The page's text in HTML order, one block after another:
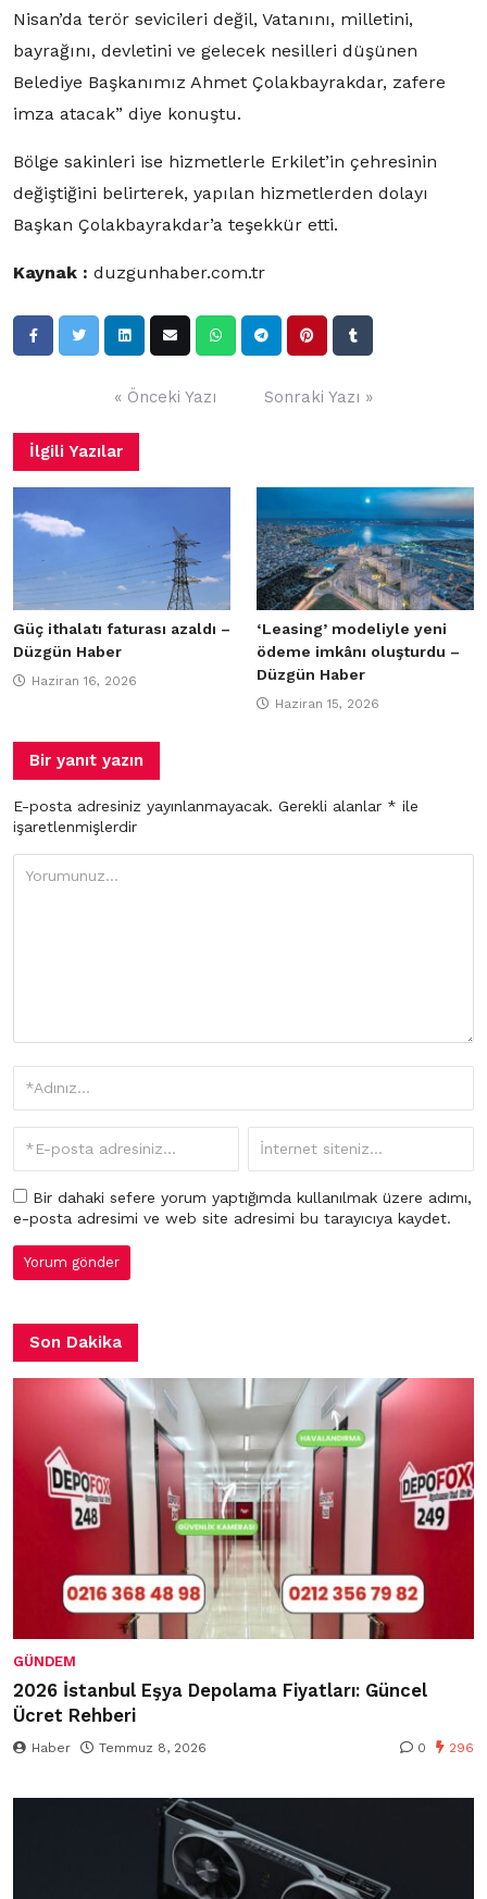
Nisan’da terör sevicileri değil, Vatanını, milletini,
bayrağını, devletini ve gelecek nesilleri düşünen
Belediye Başkanımız Ahmet Çolakbayrakdar, zafere
imza atacak” diye konuştu.
Bölge sakinleri ise hizmetlerle Erkilet’in çehresinin
değiştiğini belirterek, yapılan hizmetlerden dolayı
Başkan Çolakbayrakdar’a teşekkür etti.
Kaynak : duzgunhaber.com.tr
« Önceki Yazı Sonraki Yazı »
İlgili Yazılar
Güç ithalatı faturası azaldı –
Düzgün Haber
Haziran 16, 2026
‘Leasing’ modeliyle yeni
ödeme imkânı oluşturdu –
Düzgün Haber
Haziran 15, 2026
Bir yanıt yazın
E-posta adresiniz yayınlanmayacak. Gerekli alanlar * ile
işaretlenmişlerdir
Bir dahaki sefere yorum yaptığımda kullanılmak üzere adımı,
e-posta adresimi ve web site adresimi bu tarayıcıya kaydet.
Son Dakika
GÜNDEM
2026 İstanbul Eşya Depolama Fiyatları: Güncel
Ücret Rehberi
Haber Temmuz 8, 2026 0 296